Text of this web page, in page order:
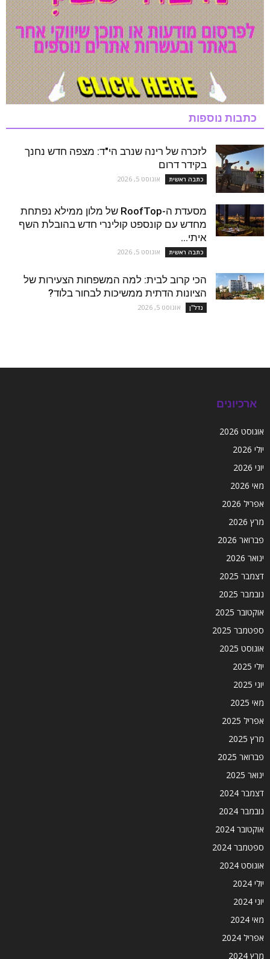
כתבות נוספות
לזכרה של רינה שנרב הי"ד: מצפה חדש נחנך
בקידר דרום
כתבה ראשית אוגוסט 5, 2026
מסעדת ה-RoofTop של מלון ממילא נפתחת
מחדש עם קונספט קולינרי חדש בהובלת השף
איתי...
כתבה ראשית אוגוסט 5, 2026
הכי קרוב לבית: למה המשפחות הצעירות של
הציונות הדתית ממשיכות לבחור בלוד?
נדל''ן אוגוסט 5, 2026
ארכיונים
אוגוסט 2026
יולי 2026
יוני 2026
מאי 2026
אפריל 2026
מרץ 2026
פברואר 2026
ינואר 2026
דצמבר 2025
נובמבר 2025
אוקטובר 2025
ספטמבר 2025
אוגוסט 2025
יולי 2025
יוני 2025
מאי 2025
אפריל 2025
מרץ 2025
פברואר 2025
ינואר 2025
דצמבר 2024
נובמבר 2024
אוקטובר 2024
ספטמבר 2024
אוגוסט 2024
יולי 2024
יוני 2024
מאי 2024
אפריל 2024
מרץ 2024